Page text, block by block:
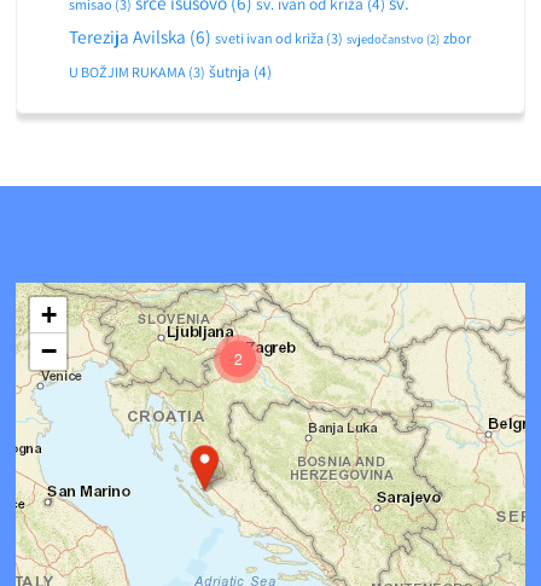
smisao (3)
Terezija Avilska (6) sveti ivan od križa(3) svjedočanstvo(2) zbor
U BOŽJIM RUKAMA(3) šutnja (4)
2
+
−